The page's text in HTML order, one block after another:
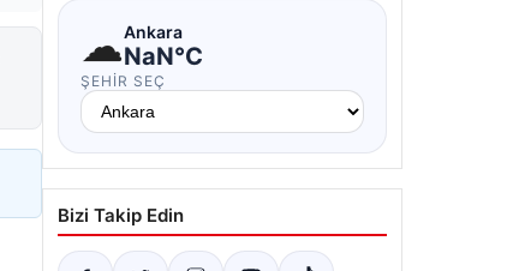
☁Ankara
NaN°C
ŞEHIR SEÇ
Bizi Takip Edin